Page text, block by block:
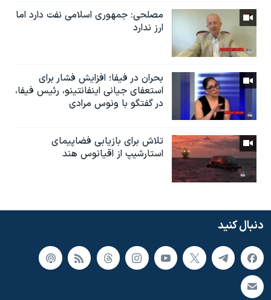
مصلحی: جمهوری اسلامی نفت دارد اما
ارز ندارد
بحران در فیفا؛ افزایش فشار برای
استعفای جیانی اینفانتینو، رئیس فیفا،
در گفتگو با ونوس مرادی
تلاش برای بازیابی فضاپیمای
استارشیپ از اقیانوس هند
دنبال کنید